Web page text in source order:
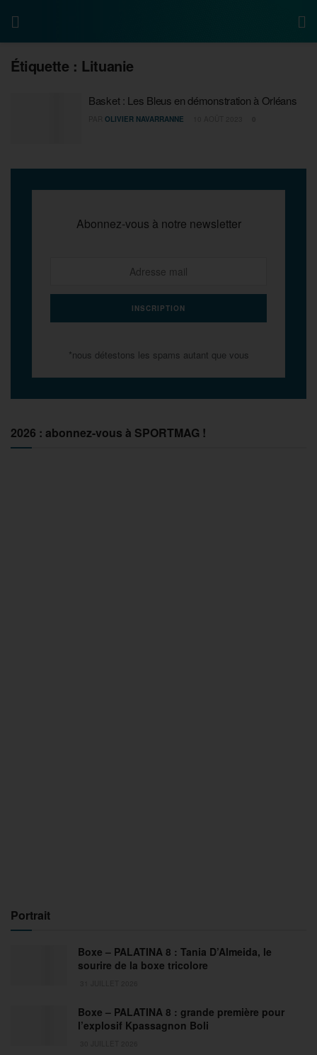
Étiquette : Lituanie
Basket : Les Bleus en démonstration à Orléans
OLIVIER NAVARRANNE
Abonnez-vous à notre newsletter
*nous détestons les spams autant que vous
2026 : abonnez-vous à SPORTMAG !
Portrait
Boxe – PALATINA 8 : Tania D’Almeida, le
sourire de la boxe tricolore
Boxe – PALATINA 8 : grande première pour
l’explosif Kpassagnon Boli